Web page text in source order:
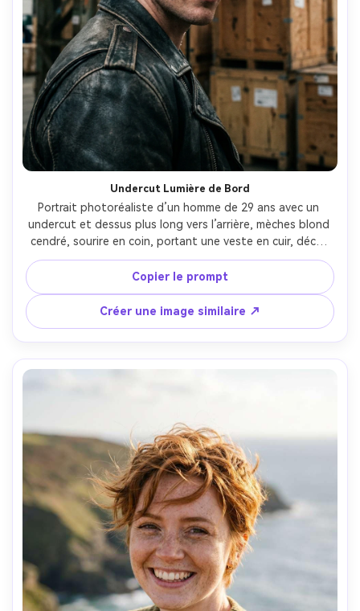
Undercut Lumière de Bord
Portrait photoréaliste d’un homme de 29 ans avec un
undercut et dessus plus long vers l’arrière, mèches blond
cendré, sourire en coin, portant une veste en cuir, décor
entrepôt industriel, flash dramatique avec lumière de
contour, Leica SL2, 90mm f/2, cadrage trois-quarts en
contre-plongée, humeur intense et audacieuse, brins et
fade réaliste, pores de peau naturels, haute résolution,
grading éditorial contrasté --ar 4:5
Copier le prompt
Créer une image similaire ↗
Créez des images IA
à l’infini. 100 %
gratuit!
Créer Gratuitement →